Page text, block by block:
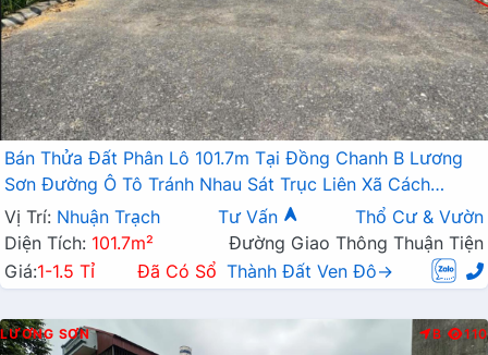
Bán Thửa Đất Phân Lô 101.7m Tại Đồng Chanh B Lương
Sơn Đường Ô Tô Tránh Nhau Sát Trục Liên Xã Cách
QL21A Chỉ Vài Trăm Mét
Vị Trí: Nhuận Trạch Tư Vấn
Thổ Cư & Vườn
Diện Tích: 101.7m²
Đường Giao Thông Thuận Tiện
Giá:1-1.5 Tỉ Đã Có Sổ Thành Đất Ven Đô→
LƯƠNG SƠN B 110